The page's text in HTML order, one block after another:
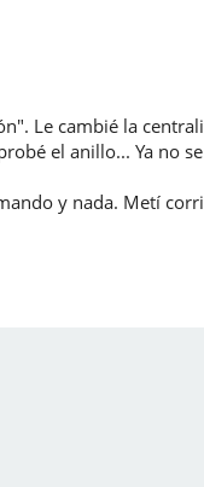
Le cambié la
el anillo... Ya no
y nada. Metí